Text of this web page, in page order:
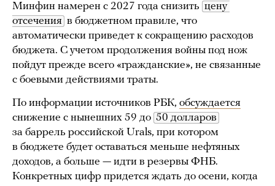
Минфин намерен с 2027 года снизить цену
отсечения в бюджетном правиле, что
автоматически приведет к сокращению расходов
бюджета. С учетом продолжения войны под нож
пойдут прежде всего «гражданские», не связанные
с боевыми действиями траты.
По информации источников РБК, обсуждается
снижение с нынешних 59 до 50 долларов
за баррель российской Urals, при котором
в бюджете будет оставаться меньше нефтяных
доходов, а больше — идти в резервы ФНБ.
Конкретных цифр придется ждать до осени, когда